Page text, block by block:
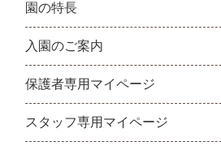
園の特長
入園のご案内
保護者専用マイページ
スタッフ専用マイページ